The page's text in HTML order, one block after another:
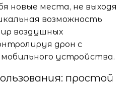
новые места, не выходя
возможность
воздушных
дрон с
устройства.
простой